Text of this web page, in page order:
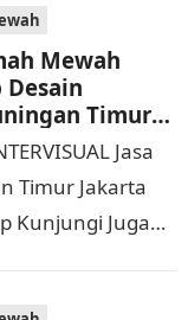
Mewah
Desain
Timur
0811
Jasa
Timur Jakarta
Kunjungi Juga